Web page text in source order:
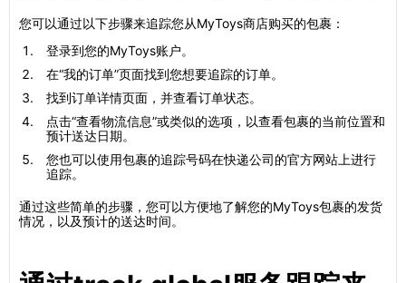
您可以通过以下步骤来追踪您从MyToys商店购买的包裹：
登录到您的MyToys账户。
在“我的订单”页面找到您想要追踪的订单。
找到订单详情页面，并查看订单状态。
点击“查看物流信息”或类似的选项，以查看包裹的当前位置和
预计送达日期。
您也可以使用包裹的追踪号码在快递公司的官方网站上进行
追踪。
通过这些简单的步骤，您可以方便地了解您的MyToys包裹的发货
情况，以及预计的送达时间。